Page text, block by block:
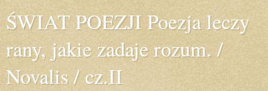
ŚWIAT POEZJI Poezja leczy
rany, jakie zadaje rozum. /
Novalis / cz.II